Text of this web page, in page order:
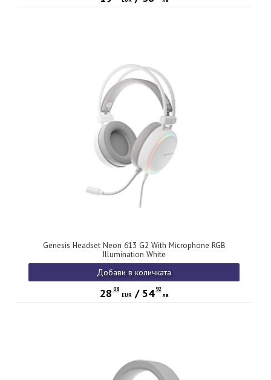
Genesis Headset Neon 613 G2 With Microphone RGB
Illumination White
Добави в количката
28 08
EUR/ 54 92
лв